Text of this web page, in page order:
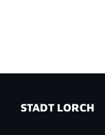
STADT LORCH